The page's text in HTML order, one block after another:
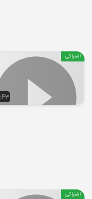
اشتراکی
اشتراکی